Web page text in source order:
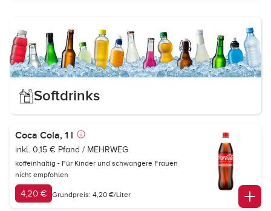
Softdrinks
Coca Cola, 1 l
inkl. 0,15 € Pfand / MEHRWEG
koffeinhaltig - Für Kinder und schwangere Frauen
nicht empfohlen
4,20 € Grundpreis: 4,20 €/Liter